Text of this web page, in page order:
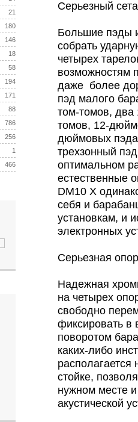
21
180
146
18
58
194
171
88
786
256
1
466
Серьезный
Большие пэды
собрать
четырех
возможностям
даже более
пэд малого
том-томов,
томов, 12-
дюймовых
трехзонный
оптимальном
естественные
DM10 X
себя и
установкам, и
электронных
Серьезная
Надежная
на четырех
свободно
фиксировать в
поворотом
каких-либо
располагается
стойке,
нужном месте
акустической